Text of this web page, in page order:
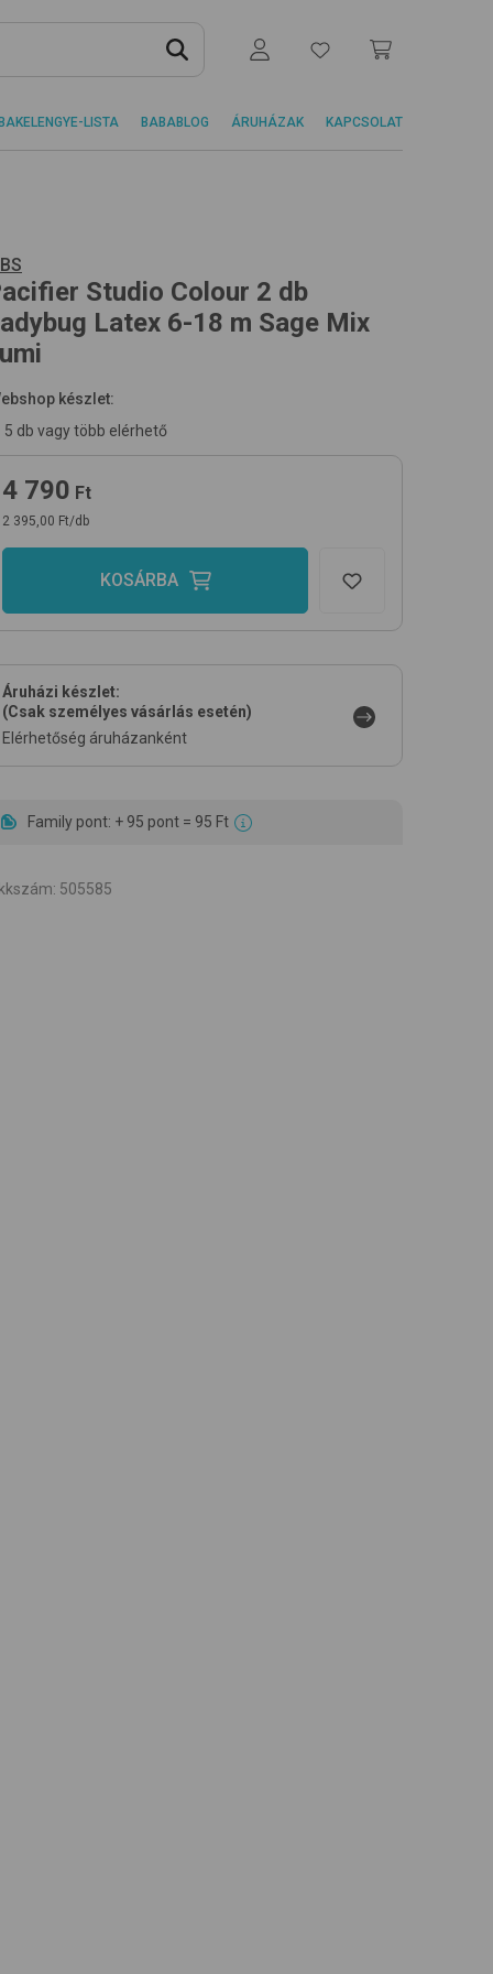
LISTA BABABLOG ÁRUHÁZAK KAPCSOLAT
Studio Colour 2 db
Latex 6-18 m Sage Mix
készlet:
5 db vagy több elérhető
4 790 Ft
2 395,00 Ft/db
KOSÁRBA
Áruházi készlet:
(Csak személyes vásárlás esetén)
Elérhetőség áruházanként
Family pont: + 95 pont = 95 Ft
: 505585